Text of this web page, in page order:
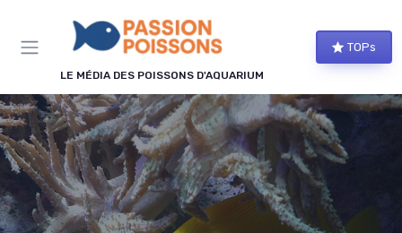
LE MÉDIA DES POISSONS D'AQUARIUM
TOPs